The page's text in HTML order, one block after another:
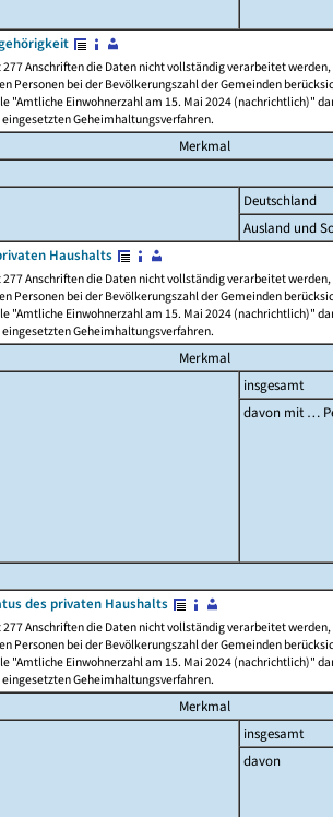
Anschriften die Daten nicht vollständig verarbeitet
Personen bei der Bevölkerungszahl der Gemeinden
"Amtliche Einwohnerzahl am 15. Mai 2024 (nachrichtlich)"
Geheimhaltungsverfahren.
Merkmal
Deutschland
Ausland und
Haushalts
Anschriften die Daten nicht vollständig verarbeitet
Personen bei der Bevölkerungszahl der Gemeinden
"Amtliche Einwohnerzahl am 15. Mai 2024 (nachrichtlich)"
Geheimhaltungsverfahren.
Merkmal
insgesamt
davon mit …
des privaten Haushalts
Anschriften die Daten nicht vollständig verarbeitet
Personen bei der Bevölkerungszahl der Gemeinden
"Amtliche Einwohnerzahl am 15. Mai 2024 (nachrichtlich)"
Geheimhaltungsverfahren.
Merkmal
insgesamt
davon